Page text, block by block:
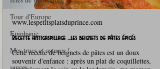
Tour d'Europe
Epiphanie
Mes trucs et astuces !
www.lespetitsplatsduprince.com
Recette antigaspillage ...les beignets de pâtes épicés
Cette recette de beignets de pâtes est un doux
souvenir d'enfance : après un plat de coquillettes,